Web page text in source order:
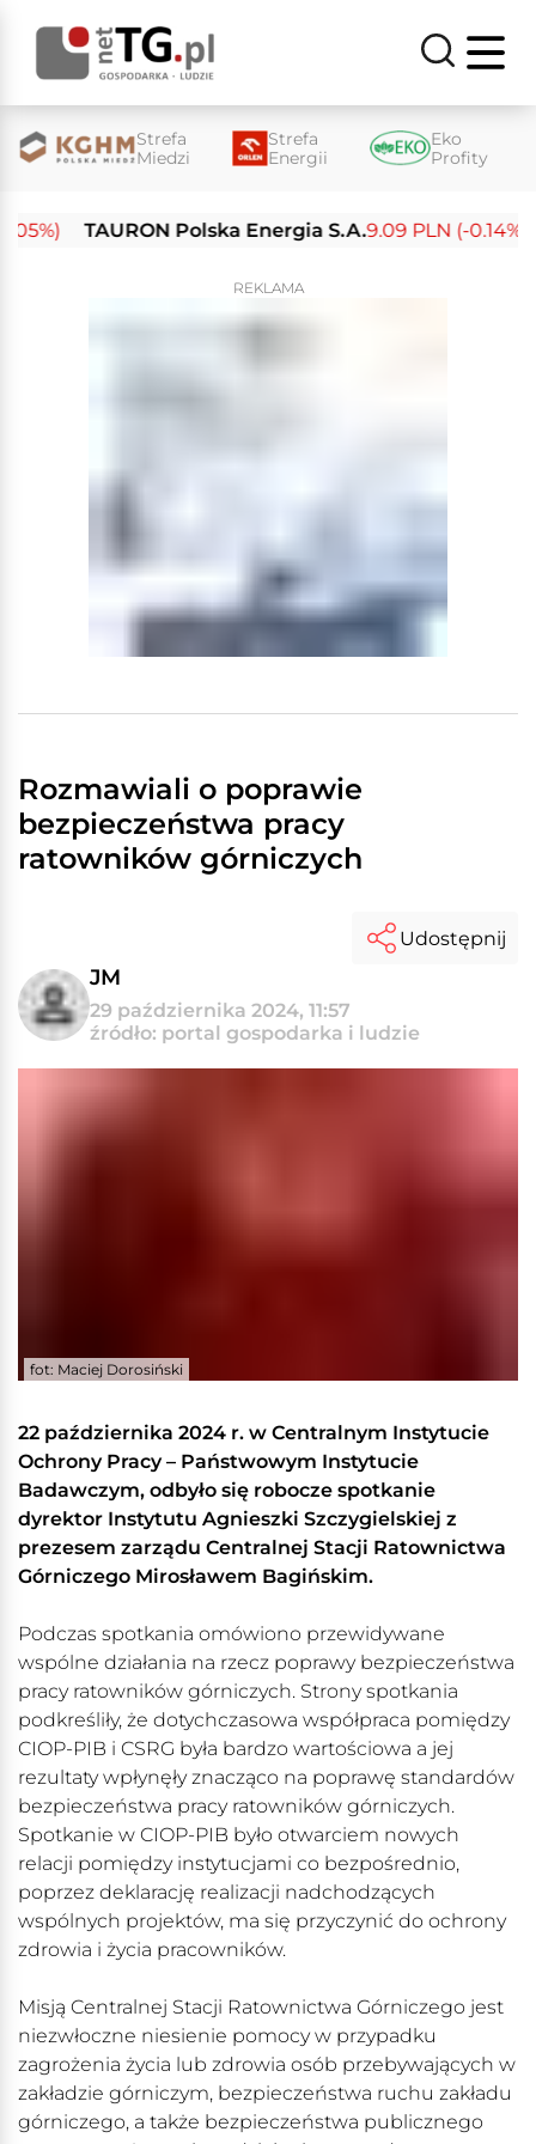
Strefa
Miedzi
Strefa
Energii
Eko
Profity
TAURON Polska Energia S.A.9.09 PLN (-0.14%)
REKLAMA
Rozmawiali o poprawie
bezpieczeństwa pracy
ratowników górniczych
JM
29 października 2024, 11:57
źródło: portal gospodarka i ludzie
Udostępnij
fot: Maciej Dorosiński
22 października 2024 r. w Centralnym Instytucie
Ochrony Pracy – Państwowym Instytucie
Badawczym, odbyło się robocze spotkanie
dyrektor Instytutu Agnieszki Szczygielskiej z
prezesem zarządu Centralnej Stacji Ratownictwa
Górniczego Mirosławem Bagińskim.
Podczas spotkania omówiono przewidywane
wspólne działania na rzecz poprawy bezpieczeństwa
pracy ratowników górniczych. Strony spotkania
podkreśliły, że dotychczasowa współpraca pomiędzy
CIOP-PIB i CSRG była bardzo wartościowa a jej
rezultaty wpłynęły znacząco na poprawę standardów
bezpieczeństwa pracy ratowników górniczych.
Spotkanie w CIOP-PIB było otwarciem nowych
relacji pomiędzy instytucjami co bezpośrednio,
poprzez deklarację realizacji nadchodzących
wspólnych projektów, ma się przyczynić do ochrony
zdrowia i życia pracowników.
Misją Centralnej Stacji Ratownictwa Górniczego jest
niezwłoczne niesienie pomocy w przypadku
zagrożenia życia lub zdrowia osób przebywających w
zakładzie górniczym, bezpieczeństwa ruchu zakładu
górniczego, a także bezpieczeństwa publicznego